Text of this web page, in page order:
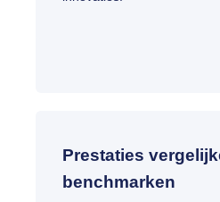
Prestaties
benchmarken